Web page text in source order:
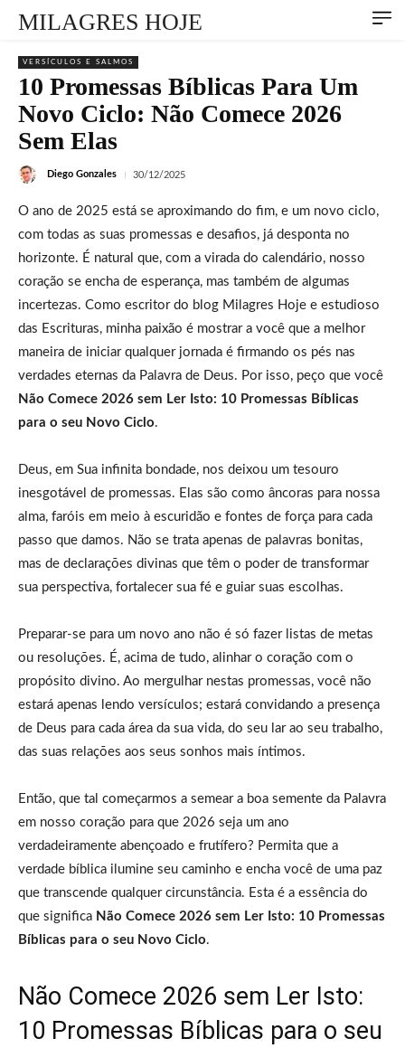
MILAGRES HOJE
VERSÍCULOS E SALMOS
10 Promessas Bíblicas Para Um
Novo Ciclo: Não Comece 2026
Sem Elas
Diego Gonzales 30/12/2025
O ano de 2025 está se aproximando do fim, e um novo ciclo,
com todas as suas promessas e desafios, já desponta no
horizonte. É natural que, com a virada do calendário, nosso
coração se encha de esperança, mas também de algumas
incertezas. Como escritor do blog Milagres Hoje e estudioso
das Escrituras, minha paixão é mostrar a você que a melhor
maneira de iniciar qualquer jornada é firmando os pés nas
verdades eternas da Palavra de Deus. Por isso, peço que você
Não Comece 2026 sem Ler Isto: 10 Promessas Bíblicas
para o seu Novo Ciclo.
Deus, em Sua infinita bondade, nos deixou um tesouro
inesgotável de promessas. Elas são como âncoras para nossa
alma, faróis em meio à escuridão e fontes de força para cada
passo que damos. Não se trata apenas de palavras bonitas,
mas de declarações divinas que têm o poder de transformar
sua perspectiva, fortalecer sua fé e guiar suas escolhas.
Preparar-se para um novo ano não é só fazer listas de metas
ou resoluções. É, acima de tudo, alinhar o coração com o
propósito divino. Ao mergulhar nestas promessas, você não
estará apenas lendo versículos; estará convidando a presença
de Deus para cada área da sua vida, do seu lar ao seu trabalho,
das suas relações aos seus sonhos mais íntimos.
Então, que tal começarmos a semear a boa semente da Palavra
em nosso coração para que 2026 seja um ano
verdadeiramente abençoado e frutífero? Permita que a
verdade bíblica ilumine seu caminho e encha você de uma paz
que transcende qualquer circunstância. Esta é a essência do
que significa Não Comece 2026 sem Ler Isto: 10 Promessas
Bíblicas para o seu Novo Ciclo.
Não Comece 2026 sem Ler Isto:
10 Promessas Bíblicas para o seu